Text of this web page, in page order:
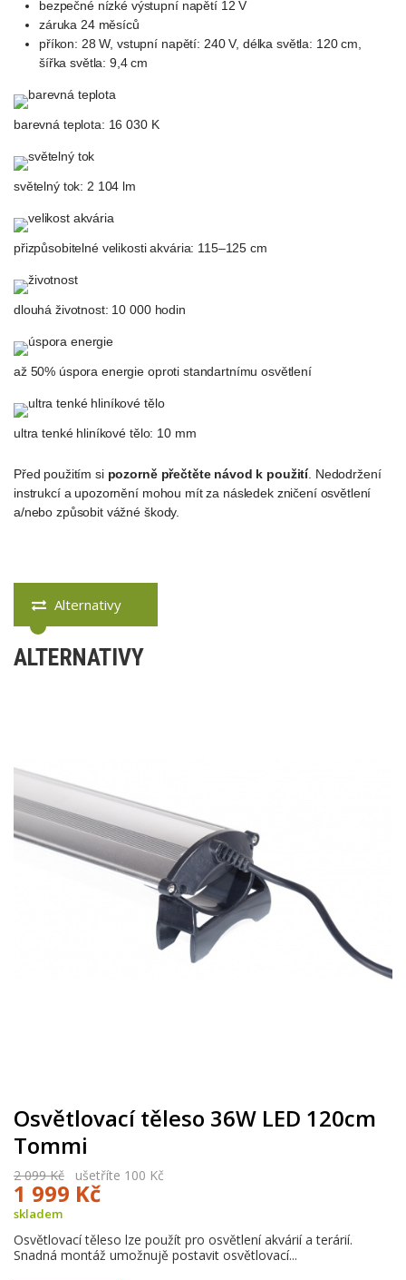
bezpečné nízké výstupní napětí 12 V
záruka 24 měsíců
příkon: 28 W, vstupní napětí: 240 V, délka světla: 120 cm,
šířka světla: 9,4 cm
barevná teplota: 16 030 K
světelný tok: 2 104 lm
přizpůsobitelné velikosti akvária: 115–125 cm
dlouhá životnost: 10 000 hodin
až 50% úspora energie oproti standartnímu osvětlení
ultra tenké hliníkové tělo: 10 mm
Před použitím sipozorně přečtěte návod k použití. Nedodržení
instrukcí a upozornění mohou mít za následek zničení osvětlení
a/nebo způsobit vážné škody.
Alternativy
ALTERNATIVY
Osvětlovací těleso 36W LED 120cm
Tommi
2 099 Kč ušetříte 100 Kč
1 999 Kč
skladem
Osvětlovací těleso lze použít pro osvětlení akvárií a terárií.
Snadná montáž umožnujě postavit osvětlovací...